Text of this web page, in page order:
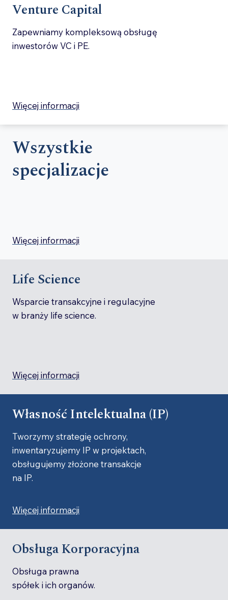
Venture Capital
Zapewniamy kompleksową obsługę
inwestorów VC i PE.
Więcej informacji
Wszystkie
specjalizacje
Więcej informacji
Life Science
Wsparcie transakcyjne i regulacyjne
w branży life science.
Więcej informacji
Własność Intelektualna (IP)
Tworzymy strategię ochrony,
inwentaryzujemy IP w projektach,
obsługujemy złożone transakcje
na IP.
Więcej informacji
Obsługa Korporacyjna
Obsługa prawna
spółek i ich organów.